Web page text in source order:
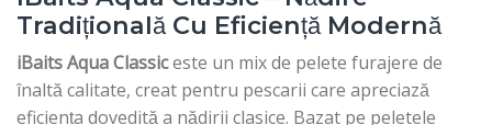
Tradițională Cu Eficiență Modernă
iBaits Aqua Classiceste un mix de pelete furajere de
înaltă calitate, creat pentru pescarii care apreciază
eficiența dovedită a nădirii clasice. Bazat pe peletele